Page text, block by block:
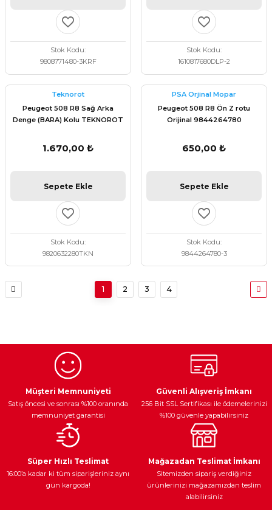
Stok Kodu
9808771480-3KRF
Stok Kodu
1610817680DLP-2
Teknorot
Peugeot 508 R8 Sağ Arka
Denge (BARA) Kolu TEKNOROT
1.670,00 ₺
Sepete Ekle
Stok Kodu
9820632280TKN
PSA Orjinal Mopar
Peugeot 508 R8 Ön Z rotu
Orijinal 9844264780
650,00 ₺
Sepete Ekle
Stok Kodu
9844264780-3
1 2 3 4
Egzoz Sistemi
Ateşleme Sistemi Araç Yağları
Müşteri Memnuniyeti
Satış öncesi ve sonrası %100 oranında
memnuniyet garantisi
Güvenli Alışveriş İmkanı
256 Bit SSL Sertifikası ile ödemelerinizi
%100 güvenle yapabilirsiniz
Süper Hızlı Teslimat
16:00’a kadar ki tüm siparişleriniz aynı
gün kargoda!
Mağazadan Teslimat İmkanı
Sitemizden sipariş verdiğiniz
ürünlerinizi mağazamızdan teslim
alabilirsiniz